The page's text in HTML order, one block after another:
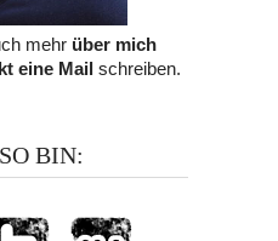
mehr über mich
eine Mail schreiben.
BIN: